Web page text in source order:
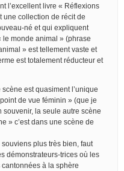
l’excellent livre « Réflexions
une collection de récit de
né et qui expliquent
monde animal » (phrase
» est tellement vaste et
est totalement réducteur et
est quasiment l’unique
de vue féminin » (que je
la seule autre scène
» c’est dans une scène de
plus très bien, faut
démonstrateurs-trices où les
à la sphère